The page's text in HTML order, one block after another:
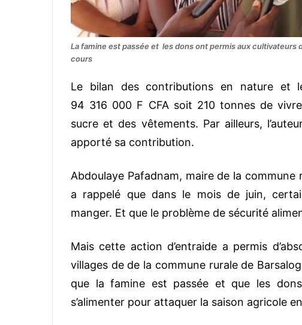
La famine est passée et les dons ont permis aux cultivateurs
cours
Le bilan des contributions en nature et
94 316 000 F CFA soit 210 tonnes de
sucre et des vêtements. Par ailleurs,
apporté sa contribution.
Abdoulaye Pafadnam, maire de la commune
a rappelé que dans le mois de juin,
manger. Et que le problème de sécurité
Mais cette action d’entraide a permis
villages de de la commune rurale de
que la famine est passée et que les
s’alimenter pour attaquer la saison agricole